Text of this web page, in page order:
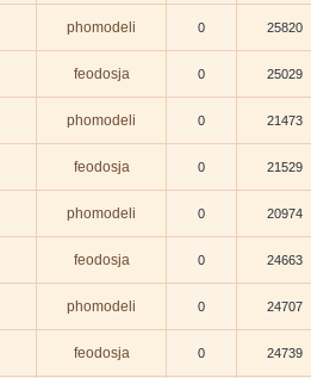
phomodeli 0 25820
feodosja 0 25029
phomodeli 0 21473
feodosja 0 21529
phomodeli 0 20974
feodosja 0 24663
phomodeli 0 24707
feodosja 0 24739